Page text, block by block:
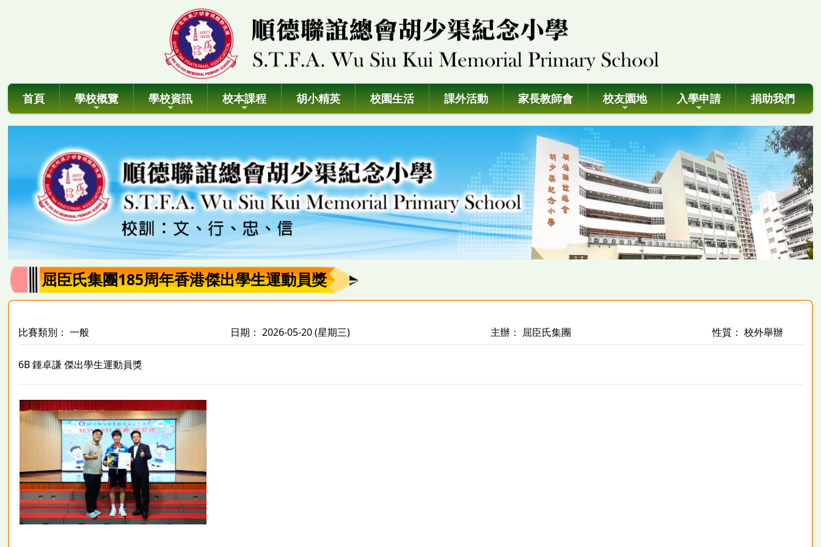
首頁 學校概覽 學校資訊 校本課程 胡小精英 校園生活 課外活動 家長教師會 校友園地 入學申請 捐助我們
屈臣氏集團185周年香港傑出學生運動員獎
比賽類別： 一般 日期： 2026-05-20 (星期三) 主辦： 屈臣氏集團 性質： 校外舉辦
6B 鍾卓謙 傑出學生運動員獎